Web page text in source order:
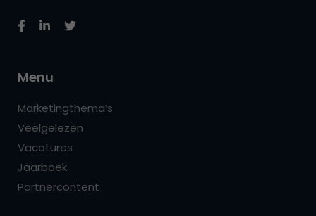
Menu
Marketingthema’s
Veelgelezen
Vacatures
Jaarboek
Partnercontent